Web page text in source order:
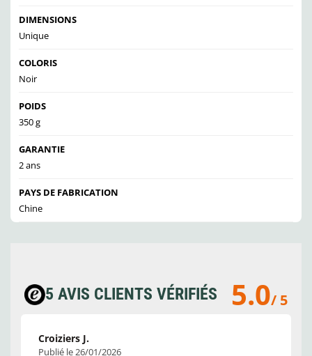
DIMENSIONS
Unique
COLORIS
Noir
POIDS
350 g
GARANTIE
2 ans
PAYS DE FABRICATION
Chine
5 AVIS CLIENTS VÉRIFIÉS 5.0/ 5
Croiziers J.
Publié le 26/01/2026